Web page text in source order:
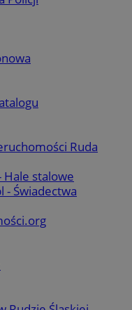
Ruda
Hale stalowe
Świadectwa